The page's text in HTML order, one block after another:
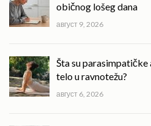
običnog lošeg dana
август 9, 2026
Šta su
telo u ravnotežu?
август 6, 2026